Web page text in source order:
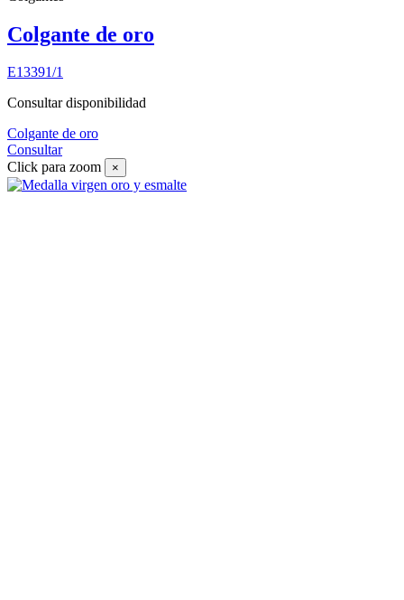
Colgante de oro
E13391/1
Consultar disponibilidad
Colgante de oro
Consultar
Click para zoom
×